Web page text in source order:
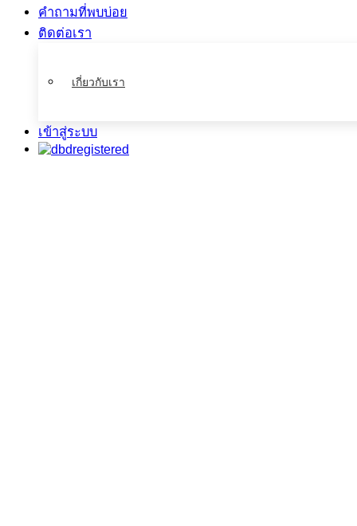
คำถามที่พบบ่อย
ติดต่อเรา
เกี่ยวกับเรา
เข้าสู่ระบบ